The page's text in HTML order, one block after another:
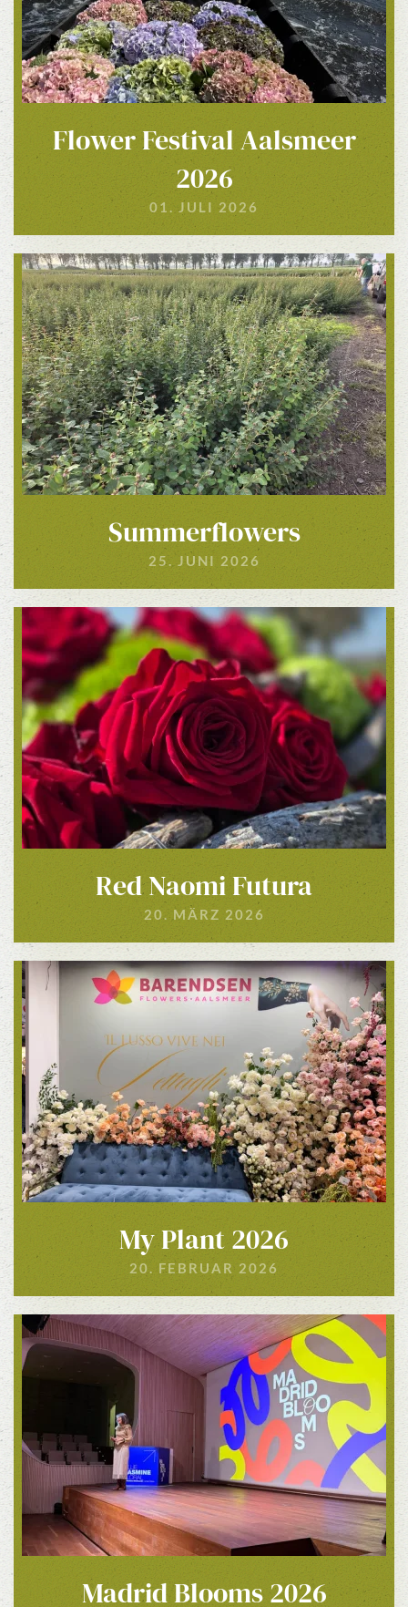
Flower Festival Aalsmeer
2026
01. JULI 2026
Summerflowers
25. JUNI 2026
Red Naomi Futura
20. MÄRZ 2026
My Plant 2026
20. FEBRUAR 2026
Madrid Blooms 2026